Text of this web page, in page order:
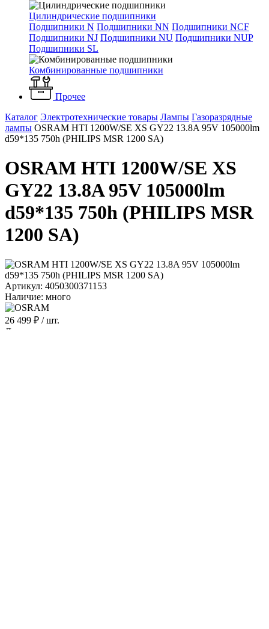
Цилиндрические подшипники
Подшипники N Подшипники NN Подшипники NCF
Подшипники NJ Подшипники NU Подшипники NUP
Подшипники SL
Комбинированные подшипники
Прочее
Каталог Электротехнические товары Лампы Газоразрядные
лампы OSRAM HTI 1200W/SE XS GY22 13.8A 95V 105000lm
d59*135 750h (PHILIPS MSR 1200 SA)
OSRAM HTI 1200W/SE XS
GY22 13.8A 95V 105000lm
d59*135 750h (PHILIPS MSR
1200 SA)
Артикул: 4050300371153
Наличие: много
26 499 ₽ / шт.
До конца акции осталось: